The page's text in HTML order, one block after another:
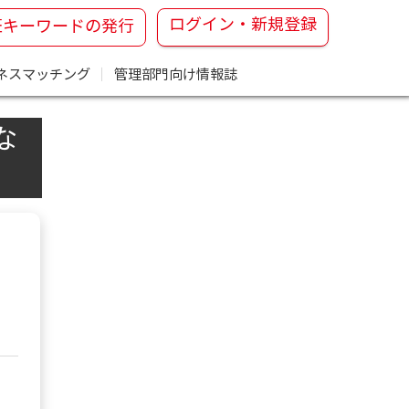
ーワードの発行 ログイン・新規登録
スマッチング 管理部門向け情報誌